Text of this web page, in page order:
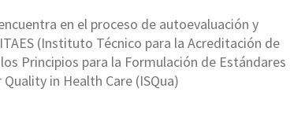
en el proceso de autoevaluación y
(Instituto Técnico para la Acreditación de
Principios para la Formulación de Estándares
in Health Care (ISQua)